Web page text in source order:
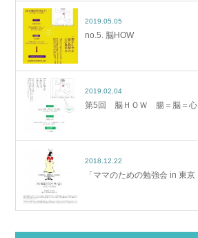
2019.05.05
no.5. 脳HOW
2019.02.04
第5回 脳ＨＯＷ 腸＝脳＝心
2018.12.22
「ママのための勉強会 in 東京